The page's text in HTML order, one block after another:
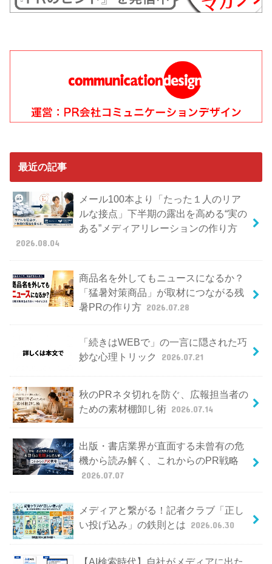
最近の記事
メール100本より「たった１人のリア
ルな接点」下半期の露出を高める“実の
ある”メディアリレーションの作り方
2026.08.04
商品名を外してもニュースになるか？
「猛暑対策商品」が取材につながる残
暑PRの作り方 2026.07.28
「続きはWEBで」の一言に隠された巧
妙な心理トリック
2026.07.21
秋のPRネタ切れを防ぐ、広報担当者の
ための素材棚卸し術 2026.07.14
出版・書店業界が直面する未曾有の危
機から読み解く、これからのPR戦略
2026.07.07
メディアと繋がる！記者クラブ「正し
い投げ込み」の鉄則とは 2026.06.30
【AI検索時代】自社がメディアに出た